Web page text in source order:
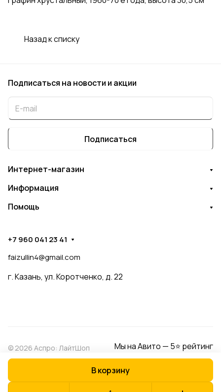
В корзину
Назад к списку
Подписаться на новости и акции
Подписаться
Интернет-магазин
Информация
Помощь
+7 960 041 23 41
faizullin4@gmail.com
г. Казань, ул. Коротченко, д. 22
© 2026 Аспро: ЛайтШоп Мы на Авито — 5⭐ рейтинг
Оферта
Разработано в